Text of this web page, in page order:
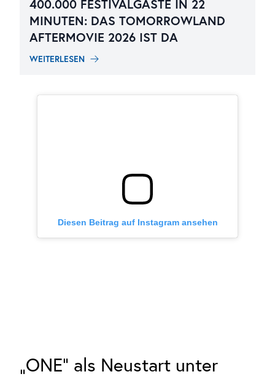
400.000 FESTIVALGÄSTE IN 22
MINUTEN: DAS TOMORROWLAND
AFTERMOVIE 2026 IST DA
WEITERLESEN
Diesen Beitrag auf Instagram ansehen
„ONE“ als Neustart unter